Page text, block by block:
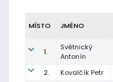
MÍSTO JMÉNO
1.
Světnický
Antonín
2. Kovalčík Petr